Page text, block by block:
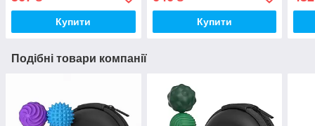
Купити Купити
Подібні товари компанії